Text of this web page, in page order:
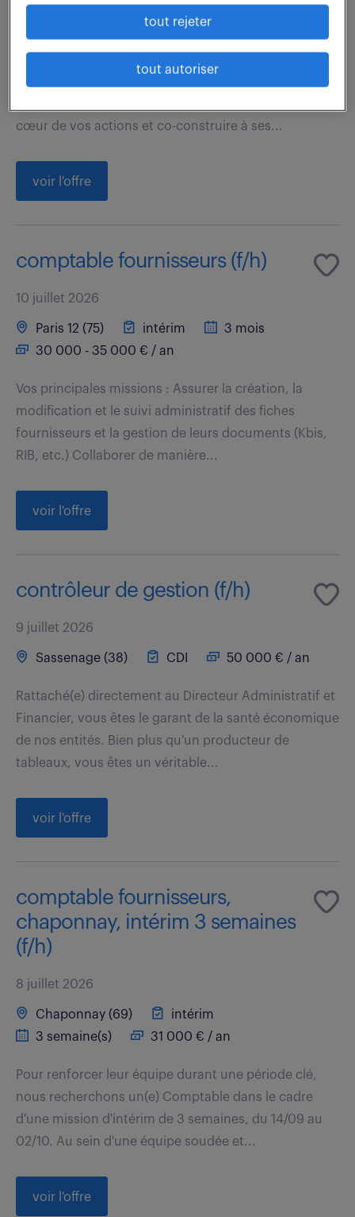
70 000 - 80 000 € / an
convaincu par la nécessité de transformer votre
cœur de vos actions et co-construire à ses...
voir l'offre
comptable fournisseurs (f/h)
10 juillet 2026
Paris 12 (75) intérim
3 mois
30 000 - 35 000 € / an
Vos principales missions : Assurer la création, la
modification et le suivi administratif des fiches
fournisseurs et la gestion de leurs documents (Kbis,
RIB, etc.) Collaborer de manière...
voir l'offre
contrôleur de gestion (f/h)
9 juillet 2026
Sassenage (38) CDI 50 000 € / an
Rattaché(e) directement au Directeur Administratif et
Financier, vous êtes le garant de la santé économique
de nos entités. Bien plus qu'un producteur de
tableaux, vous êtes un véritable...
voir l'offre
comptable fournisseurs,
chaponnay, intérim 3 semaines
(f/h)
8 juillet 2026
Chaponnay (69)
intérim
3 semaine(s)
31 000 € / an
Pour renforcer leur équipe durant une période clé,
nous recherchons un(e) Comptable dans le cadre
d'une mission d'intérim de 3 semaines, du 14/09 au
02/10. Au sein d'une équipe soudée et...
voir l'offre
tout rejeter
tout autoriser